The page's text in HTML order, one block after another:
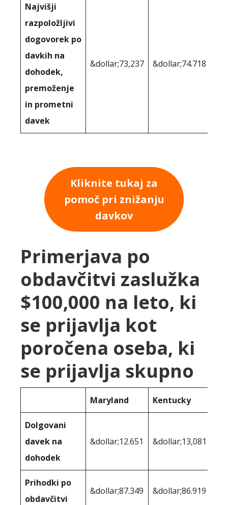
Najvišji
razpoložljivi
dogovorek po
davkih na
dohodek,
premoženje
in prometni
davek
&dollar;73,237 &dollar;74.718
Kliknite tukaj za
pomoč pri znižanju
davkov
Primerjava po
obdavčitvi zaslužka
$100,000 na leto, ki
se prijavlja kot
poročena oseba, ki
se prijavlja skupno
Maryland Kentucky
Dolgovani
davek na
dohodek
&dollar;12.651 &dollar;13,081
Prihodki po
obdavčitvi
&dollar;87.349 &dollar;86.919